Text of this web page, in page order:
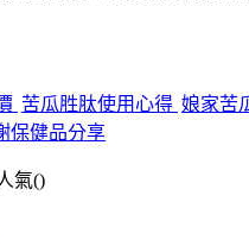
苦瓜胜肽使用心得 娘家苦
保健品分享
氣()